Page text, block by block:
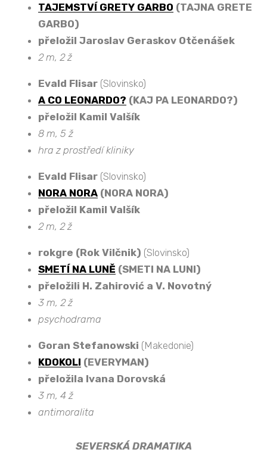
TAJEMSTVÍ GRETY GARBO (TAJNA GRETE
GARBO)
přeložil Jaroslav Geraskov Otčenášek
2 m, 2 ž
Evald Flisar (Slovinsko)
A CO LEONARDO? (KAJ PA LEONARDO?)
přeložil Kamil Valšík
8 m, 5 ž
hra z prostředí kliniky
Evald Flisar (Slovinsko)
NORA NORA (NORA NORA)
přeložil Kamil Valšík
2 m, 2 ž
rokgre (Rok Vilčnik) (Slovinsko)
SMETÍ NA LUNĚ (SMETI NA LUNI)
přeložili H. Zahirović a V. Novotný
3 m, 2 ž
psychodrama
Goran Stefanowski (Makedonie)
KDOKOLI (EVERYMAN)
přeložila Ivana Dorovská
3 m, 4 ž
antimoralita
SEVERSKÁ DRAMATIKA